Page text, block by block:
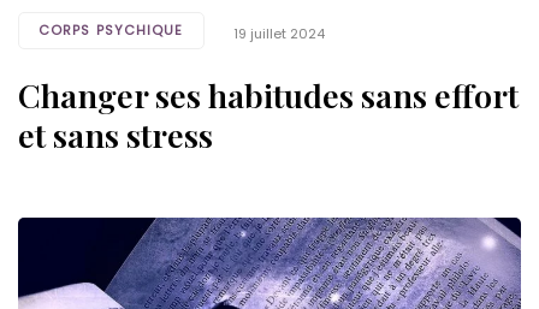
CORPS PSYCHIQUE 19 juillet 2024
Changer ses habitudes sans effort
et sans stress